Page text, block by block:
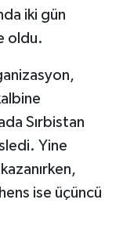
iki gün
oldu.
Sırbistan
Yine
ise üçüncü